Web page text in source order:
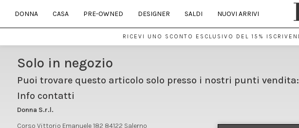
DONNA CASA PRE-OWNED DESIGNER SALDI NUOVI ARRIVI
RICEVI UNO SCONTO ESCLUSIVO DEL 15%
Solo in negozio
Puoi trovare questo articolo solo presso i nostri punti vendita:
Info contatti
Donna S.r.l.
Corso Vittorio Emanuele 182 84122 Salerno